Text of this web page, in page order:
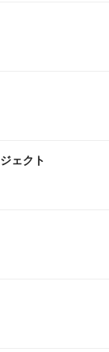
ェクト